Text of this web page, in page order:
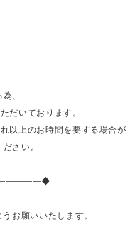
、
だいております。
以上のお時間を要する場合が
さい。
お願いいたします。